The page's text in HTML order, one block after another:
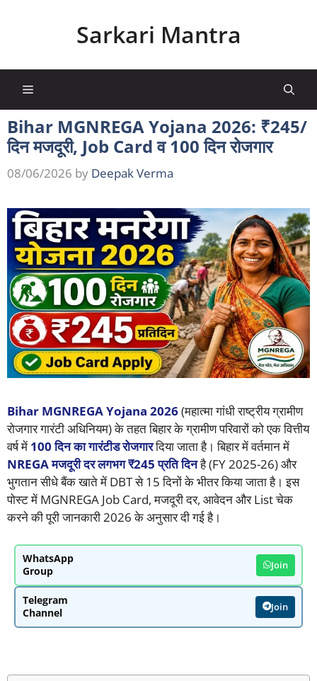
Sarkari Mantra
Menu
Bihar MGNREGA Yojana 2026: ₹245/
दिन मजदूरी, Job Card व 100 दिन रोजगार
08/06/2026 by Deepak Verma
Bihar MGNREGA Yojana 2026(महात्मा गांधी राष्ट्रीय ग्रामीण
रोजगार गारंटी अधिनियम) के तहत बिहार के ग्रामीण परिवारों को एक वित्तीय
वर्ष में 100 दिन का गारंटीड रोजगारदिया जाता है। बिहार में वर्तमान में
NREGA मजदूरी दर लगभग ₹245 प्रति दिनहै (FY 2025-26) और
भुगतान सीधे बैंक खाते में DBT से 15 दिनों के भीतर किया जाता है। इस
पोस्ट में MGNREGA Job Card, मजदूरी दर, आवेदन और List चेक
करने की पूरी जानकारी 2026 के अनुसार दी गई है।
WhatsApp
Group
Join
Telegram
Channel
Join